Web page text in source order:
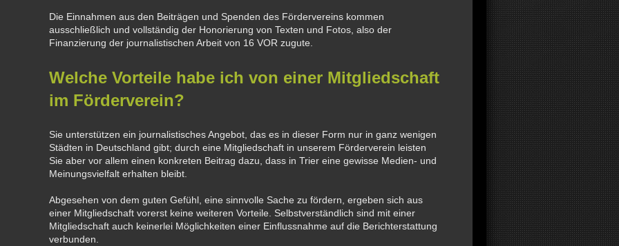
Die Einnahmen aus den Beiträgen und Spenden des Fördervereins kommen
ausschließlich und vollständig der Honorierung von Texten und Fotos, also der
Finanzierung der journalistischen Arbeit von 16 VOR zugute.
Welche Vorteile habe ich von einer Mitgliedschaft
im Förderverein?
Sie unterstützen ein journalistisches Angebot, das es in dieser Form nur in ganz wenigen
Städten in Deutschland gibt; durch eine Mitgliedschaft in unserem Förderverein leisten
Sie aber vor allem einen konkreten Beitrag dazu, dass in Trier eine gewisse Medien- und
Meinungsvielfalt erhalten bleibt.
Abgesehen von dem guten Gefühl, eine sinnvolle Sache zu fördern, ergeben sich aus
einer Mitgliedschaft vorerst keine weiteren Vorteile. Selbstverständlich sind mit einer
Mitgliedschaft auch keinerlei Möglichkeiten einer Einflussnahme auf die Berichterstattung
verbunden.